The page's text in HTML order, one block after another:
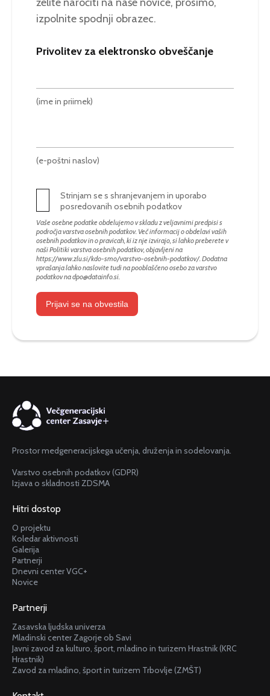
izpolnite spodnji obrazec.
Privolitev za elektronsko obveščanje
(ime in priimek)
(e-poštni naslov)
Strinjam se s shranjevanjem in uporabo
posredovanih osebnih podatkov
Vaše osebne podatke obdelujemo v skladu z veljavnimi predpisi s
področja varstva osebnih podatkov. Več informacij o obdelavi vaših
osebnih podatkov in o pravicah, ki iz nje izvirajo, si lahko preberete v
naši Politiki varstva osebnih podatkov, objavljeni na
https://www.zlu.si/kdo-smo/varstvo-osebnih-podatkov/. Dodatna
vprašanja lahko naslovite tudi na pooblaščeno osebo za varstvo
podatkov nadpo@datainfo.si
Prijavi se na obvestila
Prostor medgeneracijskega učenja, druženja in sodelovanja.
Varstvo osebnih podatkov (GDPR)
Izjava o skladnosti ZDSMA
Hitri dostop
O projektu
Koledar aktivnosti
Galerija
Partnerji
Dnevni center VGC+
Novice
Partnerji
Zasavska ljudska univerza
Mladinski center Zagorje ob Savi
Javni zavod za kulturo, šport, mladino in turizem Hrastnik (KRC
Hrastnik)
Zavod za mladino, šport in turizem Trbovlje (ZMŠT)